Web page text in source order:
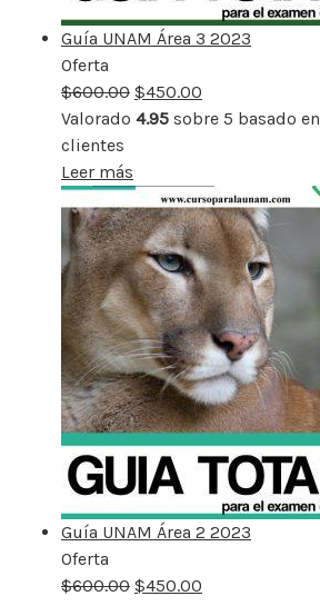
Guía UNAM Área 3 2023
Oferta
rebajado
$600.00 $450.00
Valorado 4.95 sobre 5 basado en
clientes
Leer más
Guía UNAM Área 2 2023
Oferta
rebajado
$600.00 $450.00